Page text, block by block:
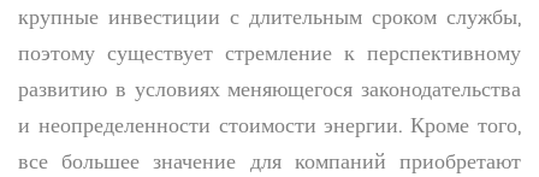
крупные инвестиции с длительным сроком службы,
поэтому существует стремление к перспективному
развитию в условиях меняющегося законодательства
и неопределенности стоимости энергии. Кроме того,
все большее значение для компаний приобретают